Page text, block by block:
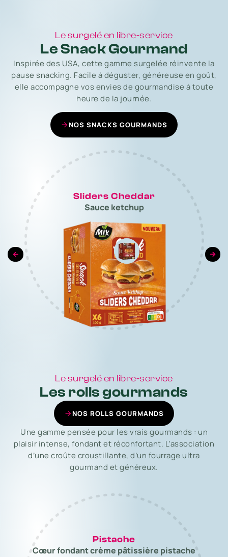
Sliders Cheddar
Sauce ketchup
Le surgelé en libre-service
Le Snack Gourmand
Inspirée des USA, cette gamme surgelée réinvente la
pause snacking. Facile à déguster, généreuse en goût,
elle accompagne vos envies de gourmandise à toute
heure de la journée.
NOS SNACKS GOURMANDS
Pistache
Cœur fondant crème pâtissière pistache
Le surgelé en libre-service
Les rolls gourmands
NOS ROLLS GOURMANDS
Une gamme pensée pour les vrais gourmands : un
plaisir intense, fondant et réconfortant. L’association
d’une croûte croustillante, d’un fourrage ultra
gourmand et généreux.